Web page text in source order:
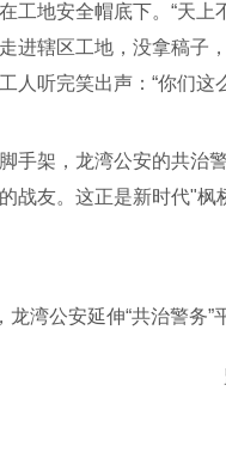
工地安全帽底下。“天
进辖区工地，没拿稿子
人听完笑出声：“你们
手架，龙湾公安的共治
战友。这正是新时代"枫
龙湾公安延伸“共治警务”